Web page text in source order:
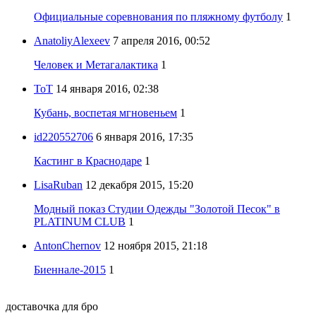
Официальные соревнования по пляжному футболу 1
AnatoliyAlexeev 7 апреля 2016, 00:52
Человек и Метагалактика 1
ToT 14 января 2016, 02:38
Кубань, воспетая мгновеньем 1
id220552706 6 января 2016, 17:35
Кастинг в Краснодаре 1
LisaRuban 12 декабря 2015, 15:20
Модный показ Студии Одежды "Золотой Песок" в
PLATINUM CLUB 1
AntonChernov 12 ноября 2015, 21:18
Биеннале-2015 1
доставочка для бро